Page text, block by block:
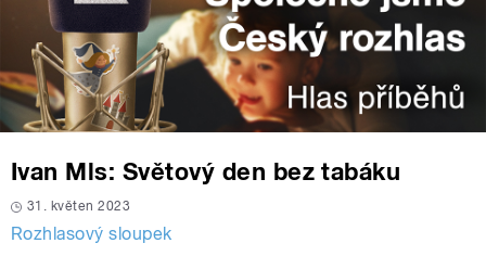
Ivan Mls: Světový den bez tabáku
31. květen 2023
Rozhlasový sloupek